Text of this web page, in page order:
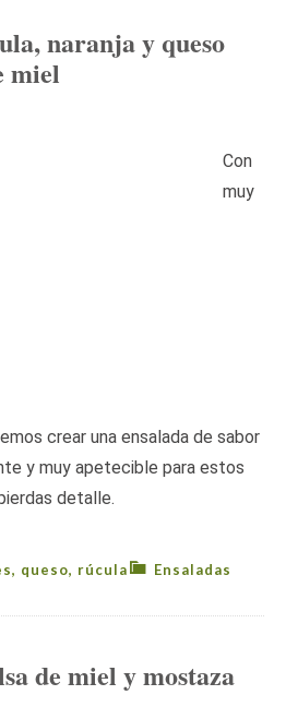
naranja y queso
miel
Con
muy
crear una ensalada de sabor
y muy apetecible para estos
detalle.
Ensaladas
, queso, rúcula
de miel y mostaza